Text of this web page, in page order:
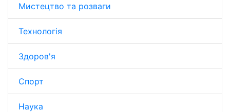
Мистецтво та розваги
Технологія
Здоров'я
Спорт
Наука